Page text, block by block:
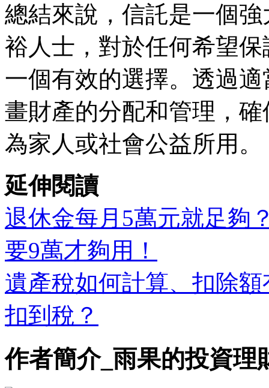
總結來說，信託是一個
裕人士，對於任何希望
一個有效的選擇。透過
畫財產的分配和管理，
為家人或社會公益所用。
延伸閱讀
退休金每月5萬元就足夠
要9萬才夠用！
遺產稅如何計算、扣除
扣到稅？
作者簡介_雨果的投資理